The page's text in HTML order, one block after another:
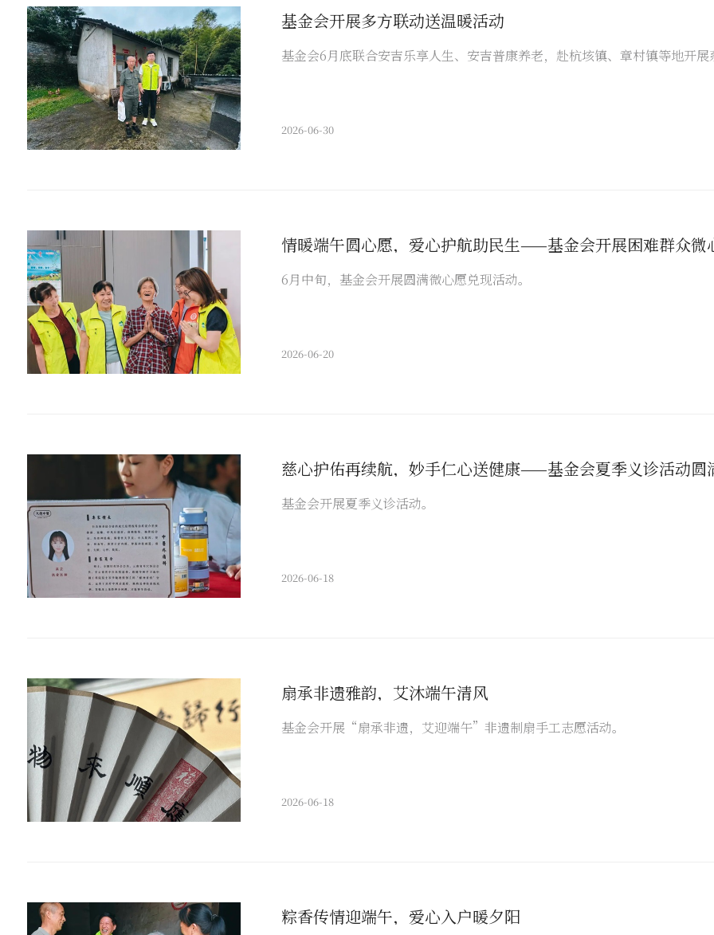
基金会开展多方联动送温暖活动
基金会6月底联合安吉乐享人生、安吉普康养老，赴杭垓镇、章村镇等地开展
2026-06-30
情暖端午圆心愿，爱心护航助民生——基金会开展困难群众微
6月中旬，基金会开展圆满微心愿兑现活动。
2026-06-20
慈心护佑再续航，妙手仁心送健康——基金会夏季义诊活动圆
基金会开展夏季义诊活动。
2026-06-18
扇承非遗雅韵，艾沐端午清风
基金会开展“扇承非遗，艾迎端午”非遗制扇手工志愿活动。
2026-06-18
粽香传情迎端午，爱心入户暖夕阳